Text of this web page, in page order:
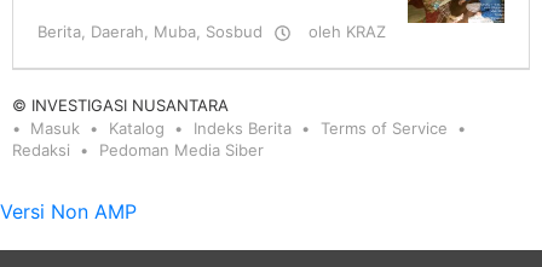
Berita Daerah Muba Sosbud oleh KRAZ
© INVESTIGASI NUSANTARA
Masuk
Katalog Indeks Berita
Terms of Service
Redaksi
Pedoman Media Siber
Versi Non AMP